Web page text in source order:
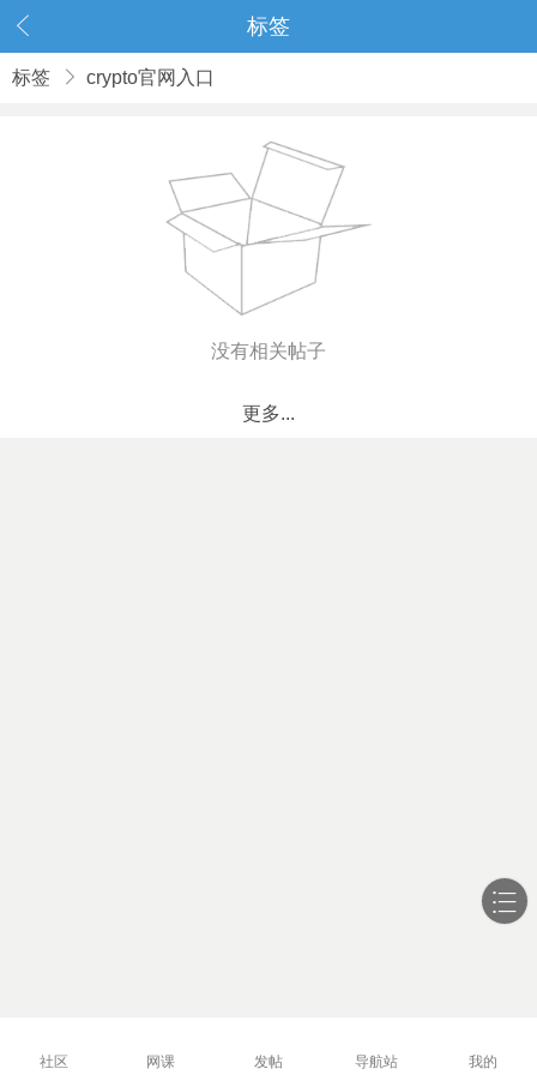
标签
标签 crypto官网入口
没有相关帖子
更多...
社区 网课 发帖 导航站 我的